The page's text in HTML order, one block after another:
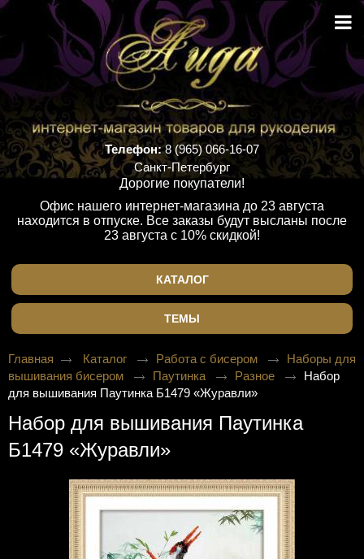
Телефон:8 (965) 066-16-07
Санкт-Петербург
Дорогие покупатели!
Офис нашего интернет-магазина до 23 августа
находится в отпуске. Все заказы будут высланы после
23 августа с 10% скидкой!
КАТАЛОГ
ТЕМЫ
Главная Каталог Работа с бисером
Наборы для
вышивания бисером
Паутинка Разное
Набор
для вышивания Паутинка Б1479 «Журавли»
Набор для вышивания Паутинка
Б1479 «Журавли»